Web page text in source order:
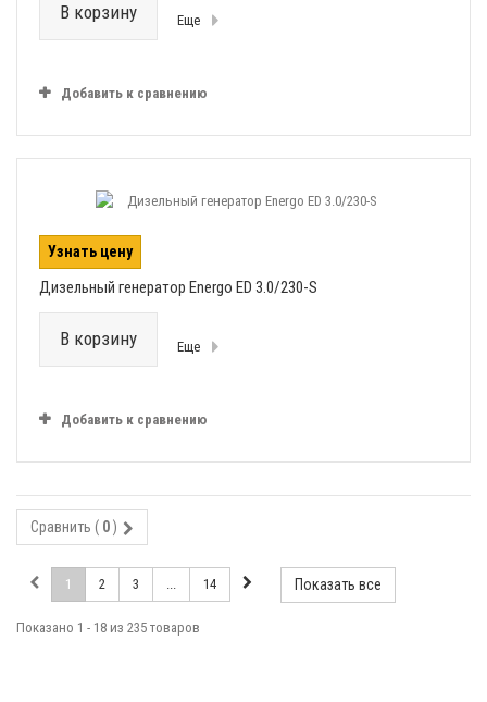
В корзину Еще
Добавить к сравнению
Узнать цену
Дизельный генератор Energo ED 3.0/230-S
В корзину Еще
Добавить к сравнению
Сравнить ( 0)
Показать все
1 2 3 ... 14
Показано 1 - 18 из 235 товаров